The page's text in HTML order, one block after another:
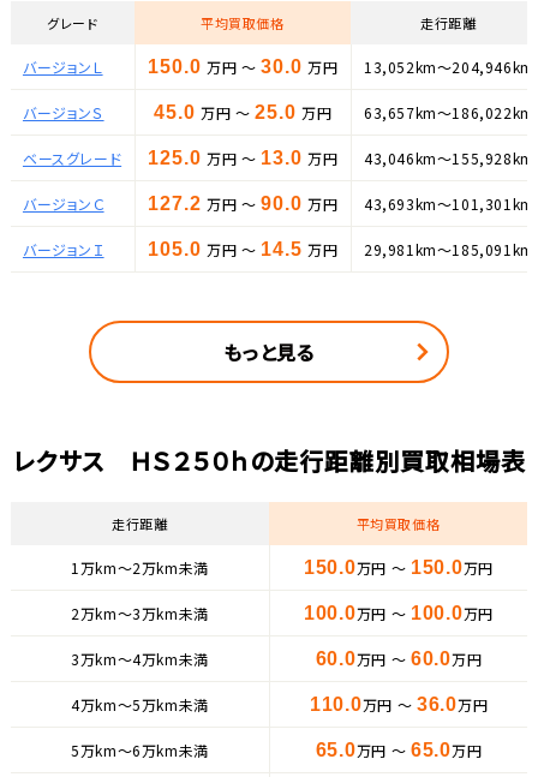
グレード 平均買取価格 走行距離
バージョンＬ 150.0万円 ～30.0万円 13,052km～204,946km
バージョンＳ 45.0万円 ～25.0万円 63,657km～186,022km
ベースグレード 125.0万円 ～ 13.0万円 43,046km～155,928km
バージョンＣ 127.2万円 ～90.0万円 43,693km～101,301km
バージョンＩ 105.0万円 ～ 14.5万円 29,981km～185,091km
もっと見る
レクサス ＨＳ２５０ｈの走行距離別買取相場表
走行距離 平均買取価格
1万km〜2万km未満 150.0万円 ～ 150.0万円
2万km〜3万km未満 100.0万円 ～ 100.0万円
3万km〜4万km未満 60.0万円 ～ 60.0万円
4万km〜5万km未満 110.0万円 ～ 36.0万円
5万km〜6万km未満 65.0万円 ～ 65.0万円